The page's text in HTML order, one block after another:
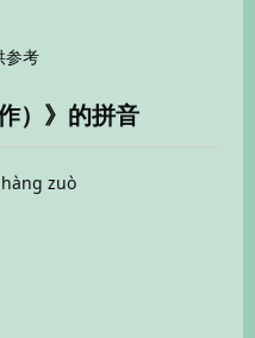
参考
）》的拼音
zuò